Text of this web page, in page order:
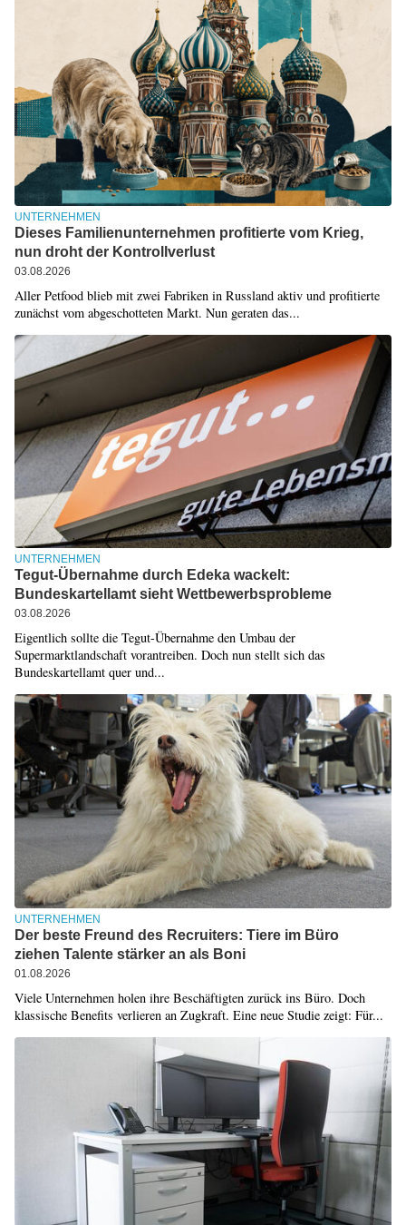
UNTERNEHMEN
Dieses Familienunternehmen profitierte vom Krieg,
nun droht der Kontrollverlust
03.08.2026
Aller Petfood blieb mit zwei Fabriken in Russland aktiv und profitierte
zunächst vom abgeschotteten Markt. Nun geraten das...
UNTERNEHMEN
Tegut-Übernahme durch Edeka wackelt:
Bundeskartellamt sieht Wettbewerbsprobleme
03.08.2026
Eigentlich sollte die Tegut-Übernahme den Umbau der
Supermarktlandschaft vorantreiben. Doch nun stellt sich das
Bundeskartellamt quer und...
UNTERNEHMEN
Der beste Freund des Recruiters: Tiere im Büro
ziehen Talente stärker an als Boni
01.08.2026
Viele Unternehmen holen ihre Beschäftigten zurück ins Büro. Doch
klassische Benefits verlieren an Zugkraft. Eine neue Studie zeigt: Für...